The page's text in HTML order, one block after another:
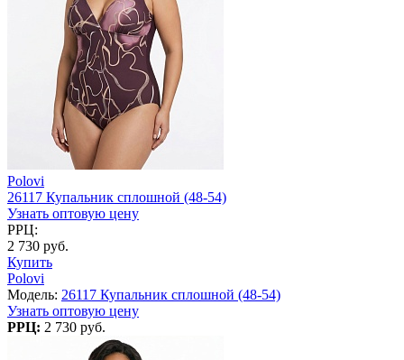
Polovi
26117 Купальник сплошной (48-54)
Узнать оптовую цену
РРЦ:
2 730 руб.
Купить
Polovi
Модель: 26117 Купальник сплошной (48-54)
Узнать оптовую цену
РРЦ: 2 730 руб.